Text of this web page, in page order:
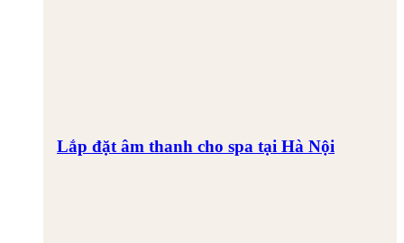
Lắp đặt âm thanh cho spa tại Hà Nội